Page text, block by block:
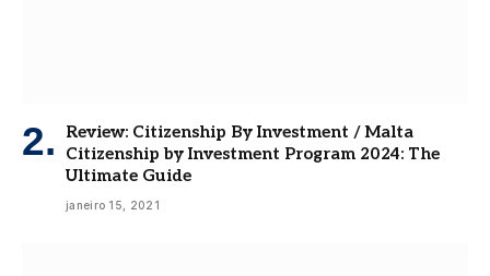
Review: Citizenship By Investment / Malta
Citizenship by Investment Program 2024: The
Ultimate Guide
janeiro 15, 2021